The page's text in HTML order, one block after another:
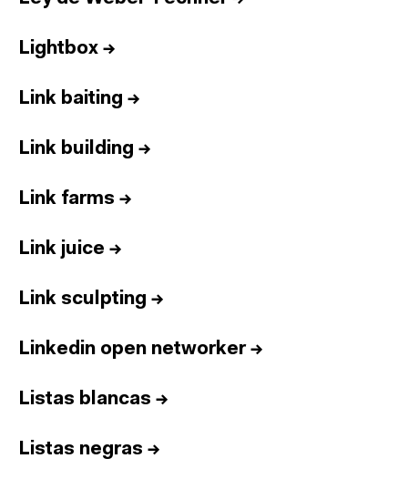
Lightbox →
Link baiting →
Link building →
Link farms →
Link juice →
Link sculpting →
Linkedin open networker→
Listas blancas →
Listas negras →